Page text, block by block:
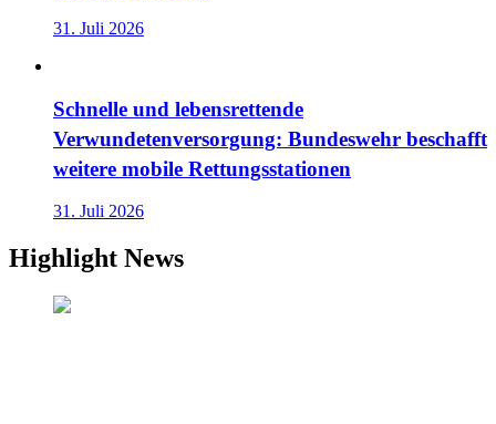
31. Juli 2026
Schnelle und lebensrettende
Verwundetenversorgung: Bundeswehr beschafft
weitere mobile Rettungsstationen
31. Juli 2026
Highlight News